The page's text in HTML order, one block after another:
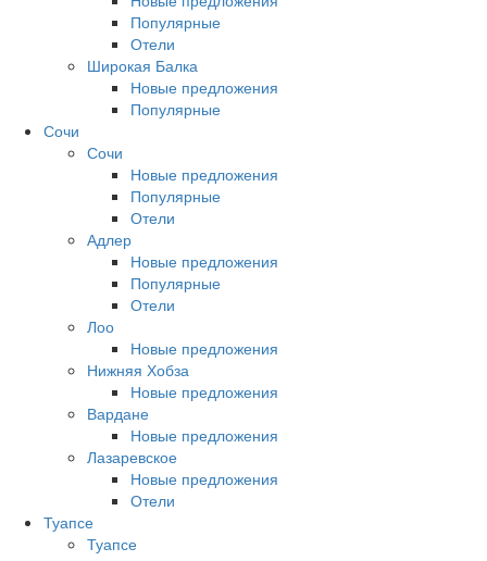
Популярные
Отели
Широкая Балка
Новые предложения
Популярные
Сочи
Сочи
Новые предложения
Популярные
Отели
Адлер
Новые предложения
Популярные
Отели
Лоо
Новые предложения
Нижняя Хобза
Новые предложения
Вардане
Новые предложения
Лазаревское
Новые предложения
Отели
Туапсе
Туапсе